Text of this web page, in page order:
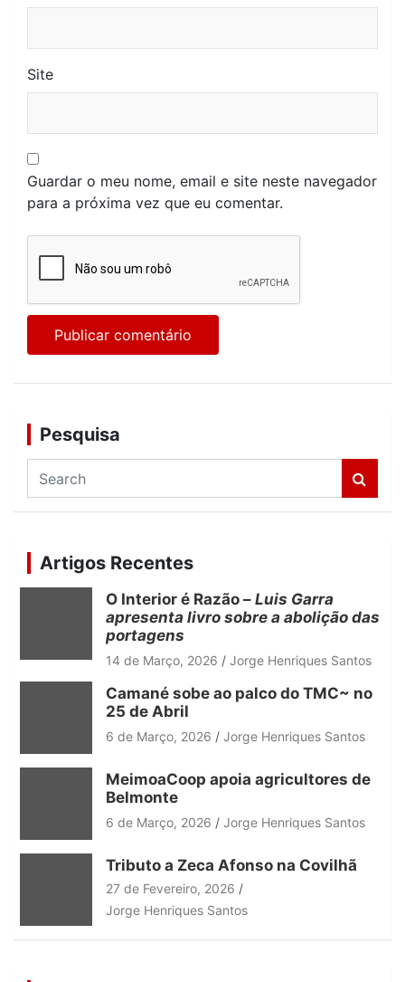
Site
Guardar o meu nome, email e site neste navegador
para a próxima vez que eu comentar.
Pesquisa
a
c
h
Artigos Recentes
O Interior é Razão – Luis Garra
apresenta livro sobre a abolição das
portagens
14 de Março, 2026 Jorge Henriques Santos
Camané sobe ao palco do TMC~ no
25 de Abril
6 de Março, 2026 Jorge Henriques Santos
MeimoaCoop apoia agricultores de
Belmonte
6 de Março, 2026 Jorge Henriques Santos
Tributo a Zeca Afonso na Covilhã
27 de Fevereiro, 2026
Jorge Henriques Santos